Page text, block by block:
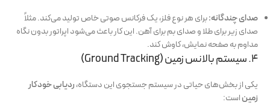
صدای چندگانه:برای هر نوع فلز، یک فرکانس صوتی خاص تولید می‌کند. مثلاً
صدای زیر برای طلا و صدای بم برای آهن. این کار باعث می‌شود اپراتور بدون نگاه
مداوم به صفحه نمایش، کاوش کند.
۴. سیستم بالانس زمین (Ground Tracking)
یکی از بخش‌های حیاتی در سیستم جستجوی این دستگاه،ردیابی خودکار
زمیناست: